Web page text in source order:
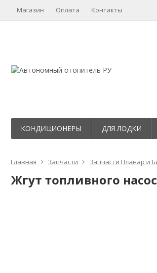
Магазин Оплата Контакты
КОНДИЦИОНЕРЫ ДЛЯ ЛОДКИ
Главная Запчасти Запчасти Планар и
Жгут топливного